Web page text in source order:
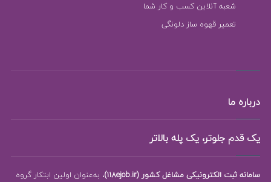
شعبه آنلاین کسب و کار شما
تعمیر قهوه ساز دلونگی
درباره ما
یک قدم جلوتر، یک پله بالاتر
سامانه ثبت الکترونیکی مشاغل کشور (118ejob.ir)
، به‌عنوان اولین ابتکار گروه